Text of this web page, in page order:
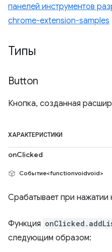
панелей инструментов
chrome-extension-samples
Типы
Button
Кнопка, созданная
ХАРАКТЕРИСТИКИ
onClicked
Событие<functionvoidvoid>
Срабатывает при нажатии
Функция
следующим образом: